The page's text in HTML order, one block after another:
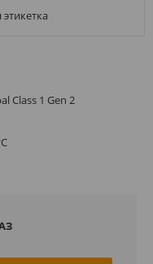
Class 1 Gen 2